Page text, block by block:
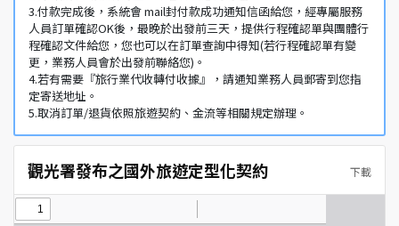
3.付款完成後，系統會 mail封付款成功通知信函給您，經專屬服務
人員訂單確認OK後，最晚於出發前三天，提供行程確認單與團體行
程確認文件給您，您也可以在訂單查詢中得知(若行程確認單有變
更，業務人員會於出發前聯絡您)。
4.若有需要『旅行業代收轉付收據』，請通知業務人員郵寄到您指
定寄送地址。
5.取消訂單/退貨依照旅遊契約、金流等相關規定辦理。
觀光署發布之國外旅遊定型化契約 下載